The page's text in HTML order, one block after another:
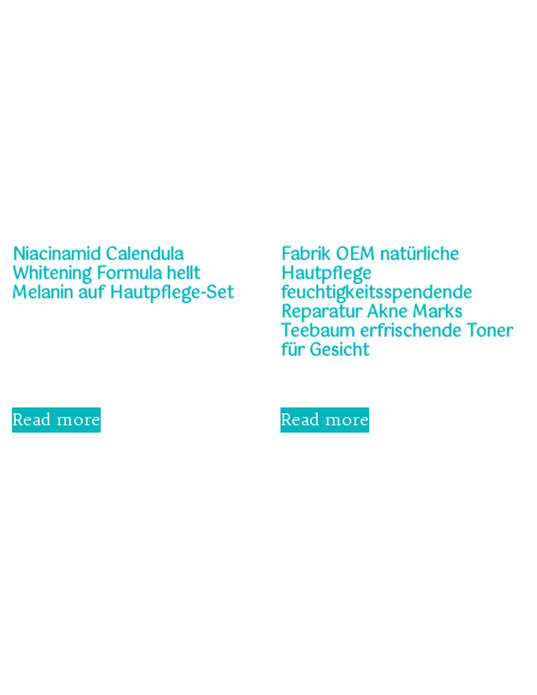
Niacinamid Calendula
Whitening Formula hellt
Melanin auf Hautpflege-Set
Read more
Fabrik OEM natürliche
Hautpflege
feuchtigkeitsspendende
Reparatur Akne Marks
Teebaum erfrischende Toner
für Gesicht
0
out
Read more